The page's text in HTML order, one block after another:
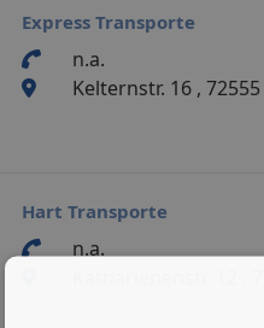
Express Transporte
n.a.
Kelternstr. 16 ,
Hart Transporte
n.a.